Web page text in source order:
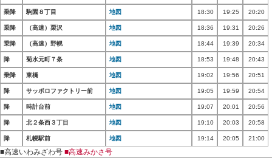
乗降 駒園８丁目 地図 18:30 19:25 20:20
乗降 （高速）栗沢 地図 18:36 19:31 20:26
乗降 （高速）野幌 地図 18:44 19:39 20:34
降 菊水元町７条 地図 18:53 19:48 20:43
乗降 東橋 地図 19:02 19:56 20:51
降 サッポロファクトリー前 地図 19:05 19:59 20:54
降 時計台前 地図 19:07 20:01 20:56
降 北２条西３丁目 地図 19:10 20:03 20:58
降 札幌駅前 地図 19:14 20:05 21:00
■高速いわみざわ号 ■高速みかさ号